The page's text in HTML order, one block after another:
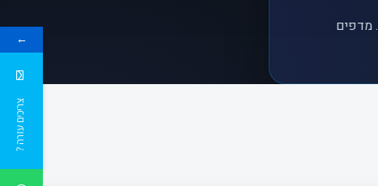
. מדפים
←
צריכים עזרה ?